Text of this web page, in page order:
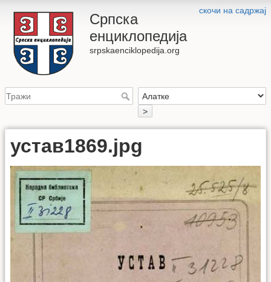
скочи на садржај
Српска
енциклопедија
srpskaenciklopedija.org
>
устав1869.jpg